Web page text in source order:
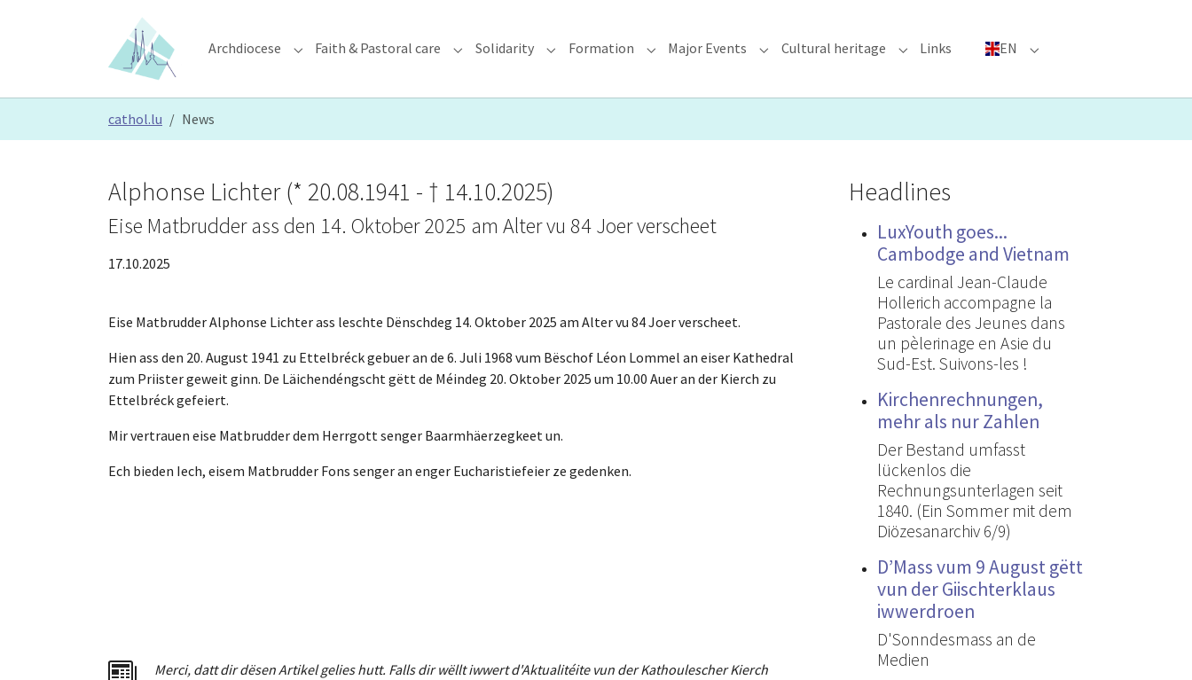
Archdiocese Submenu for "Archdiocese"
Faith & Pastoral care Submenu for "Faith & Pastoral care"
Solidarity Submenu for "Solidarity"
Formation Submenu for "Formation"
Major Events Submenu for "Major Events"
Cultural heritage Submenu for "Cultural heritage"
Links EN Submenu for "EN"
cathol.lu News
Alphonse Lichter (* 20.08.1941 - † 14.10.2025)
Eise Matbrudder ass den 14. Oktober 2025 am Alter vu 84 Joer verscheet
17.10.2025
Eise Matbrudder Alphonse Lichter ass leschte Dënschdeg 14. Oktober 2025 am Alter vu 84 Joer verscheet.
Hien ass den 20. August 1941 zu Ettelbréck gebuer an de 6. Juli 1968 vum Bëschof Léon Lommel an eiser Kathedral
zum Priister geweit ginn. De Läichendéngscht gëtt de Méindeg 20. Oktober 2025 um 10.00 Auer an der Kierch zu
Ettelbréck gefeiert.
Mir vertrauen eise Matbrudder dem Herrgott senger Baarmhäerzegkeet un.
Ech bieden Iech, eisem Matbrudder Fons senger an enger Eucharistiefeier ze gedenken.
Merci, dattdir dësen Artikel gelies hutt. Falls dir wëllt iwwert d'Aktualitéite vun der Kathoulescher Kierch
Headlines
LuxYouth goes...
Cambodge and Vietnam
Le cardinal Jean-Claude
Hollerich accompagne la
Pastorale des Jeunes dans
un pèlerinage en Asie du
Sud-Est. Suivons-les !
Kirchenrechnungen,
mehr als nur Zahlen
Der Bestand umfasst
lückenlos die
Rechnungsunterlagen seit
1840. (Ein Sommer mit dem
Diözesanarchiv 6/9)
D’Mass vum 9 August gëtt
vun der Giischterklaus
iwwerdroen
D'Sonndesmass an de
Medien